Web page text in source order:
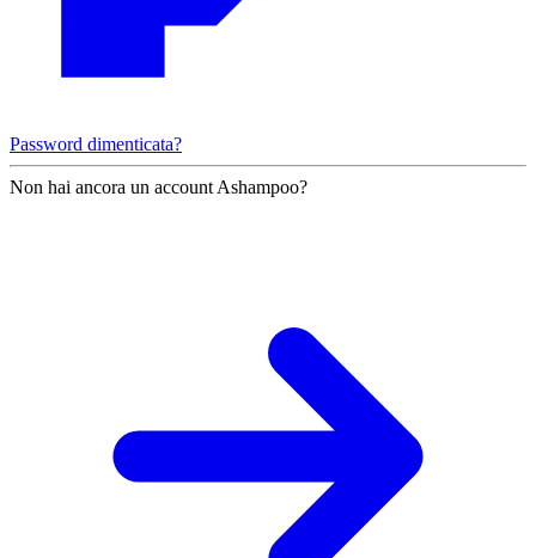
Password dimenticata?
Non hai ancora un account Ashampoo?